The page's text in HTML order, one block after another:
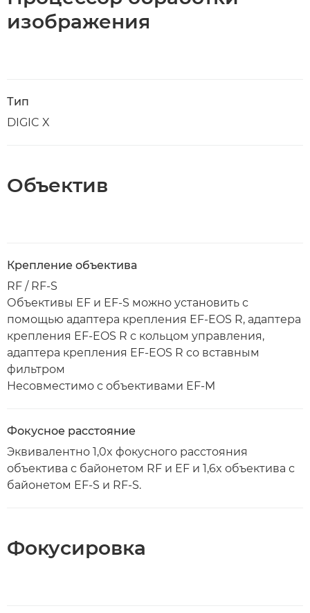
изображения
Тип
DIGIC X
Объектив
Крепление объектива
RF / RF-S
Объективы EF и EF-S можно установить с
помощью адаптера крепления EF-EOS R, адаптера
крепления EF-EOS R с кольцом управления,
адаптера крепления EF-EOS R со вставным
фильтром
Несовместимо с объективами EF-M
Фокусное расстояние
Эквивалентно 1,0x фокусного расстояния
объектива с байонетом RF и EF и 1,6x объектива с
байонетом EF-S и RF-S.
Фокусировка